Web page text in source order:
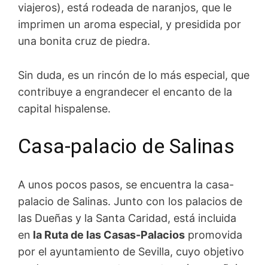
viajeros), está rodeada de naranjos, que le
imprimen un aroma especial, y presidida por
una bonita cruz de piedra.
Sin duda, es un rincón de lo más especial, que
contribuye a engrandecer el encanto de la
capital hispalense.
Casa-palacio de Salinas
A unos pocos pasos, se encuentra la casa-
palacio de Salinas. Junto con los palacios de
las Dueñas y la Santa Caridad, está incluida
en la Ruta de las Casas-Palacios promovida
por el ayuntamiento de Sevilla, cuyo objetivo